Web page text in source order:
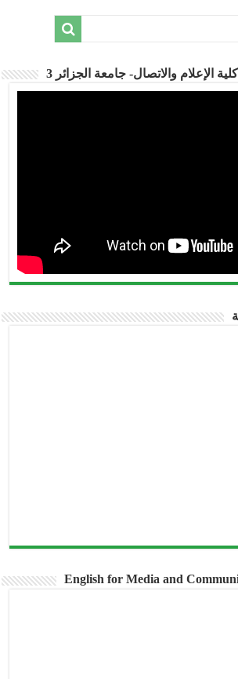
الإعلام والاتصال- جامعة الجزائر 3
English for Media and